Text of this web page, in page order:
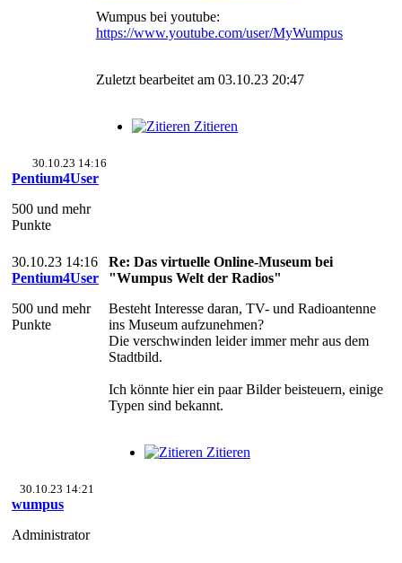
Wumpus bei youtube:
https://www.youtube.com/user/MyWumpus
Zuletzt bearbeitet am 03.10.23 20:47
Zitieren
30.10.23 14:16
Pentium4User
500 und mehr
Punkte
30.10.23 14:16
Pentium4User
500 und mehr
Punkte
Re: Das virtuelle Online-Museum bei
"Wumpus Welt der Radios"
Besteht Interesse daran, TV- und Radioantenne
ins Museum aufzunehmen?
Die verschwinden leider immer mehr aus dem
Stadtbild.
Ich könnte hier ein paar Bilder beisteuern, einige
Typen sind bekannt.
Zitieren
30.10.23 14:21
wumpus
Administrator